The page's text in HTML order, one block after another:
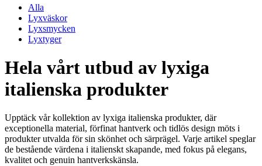
Alla
Lyxväskor
Lyxsmycken
Lyxtyger
Hela vårt utbud av lyxiga
italienska produkter
Upptäck vår kollektion av lyxiga italienska produkter, där
exceptionella material, förfinat hantverk och tidlös design möts i
produkter utvalda för sin skönhet och särprägel. Varje artikel speglar
de bestående värdena i italienskt skapande, med fokus på elegans,
kvalitet och genuin hantverkskänsla.